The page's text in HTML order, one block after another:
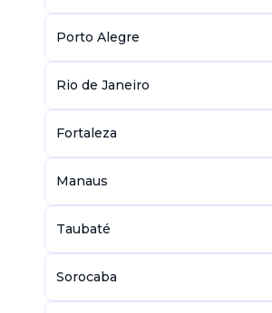
Porto Alegre
Rio de Janeiro
Fortaleza
Manaus
Taubaté
Sorocaba